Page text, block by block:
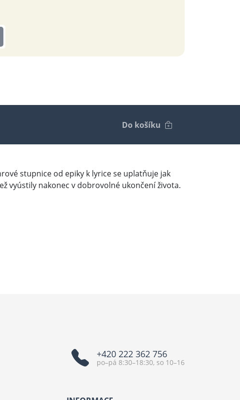
Do košíku
stupnice od epiky k lyrice se uplatňuje jak
vyústily nakonec v dobrovolné ukončení života.
+420 222 362 756
po–pá 8:30–18:30, so 10–16